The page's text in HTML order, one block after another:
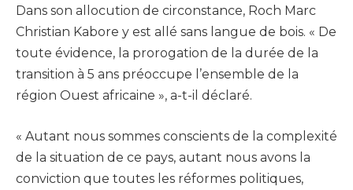
Dans son allocution de circonstance, Roch Marc
Christian Kabore y est allé sans langue de bois. « De
toute évidence, la prorogation de la durée de la
transition à 5 ans préoccupe l’ensemble de la
région Ouest africaine », a-t-il déclaré.
« Autant nous sommes conscients de la complexité
de la situation de ce pays, autant nous avons la
conviction que toutes les réformes politiques,